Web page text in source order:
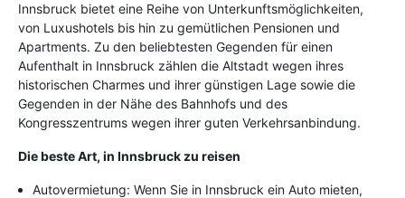
Innsbruck bietet eine Reihe von Unterkunftsmöglichkeiten,
von Luxushotels bis hin zu gemütlichen Pensionen und
Apartments. Zu den beliebtesten Gegenden für einen
Aufenthalt in Innsbruck zählen die Altstadt wegen ihres
historischen Charmes und ihrer günstigen Lage sowie die
Gegenden in der Nähe des Bahnhofs und des
Kongresszentrums wegen ihrer guten Verkehrsanbindung.
Die beste Art, in Innsbruck zu reisen
Autovermietung: Wenn Sie in Innsbruck ein Auto mieten,